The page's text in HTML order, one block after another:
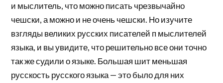
и мыслитель, что можно писать чрезвычайно
чешски, а можно и не очень чешски. Но изучите
взгляды великих русских писателей п мыслителей
языка, и вы увидите, что решительно все они точно
так же судили о языке. Большая шит меньшая
русскость русского языка — это было для них